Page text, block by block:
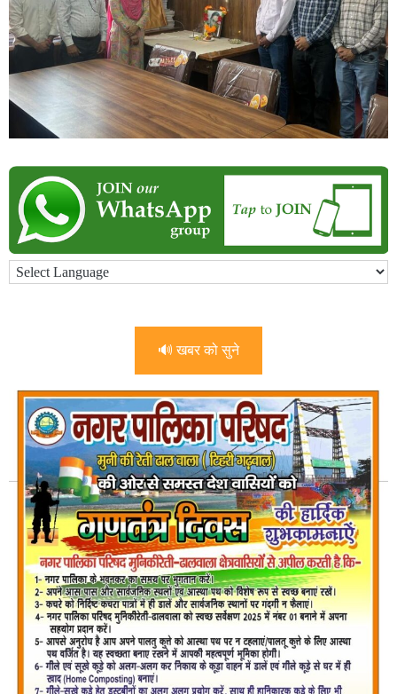
🔊 खबर को सुने